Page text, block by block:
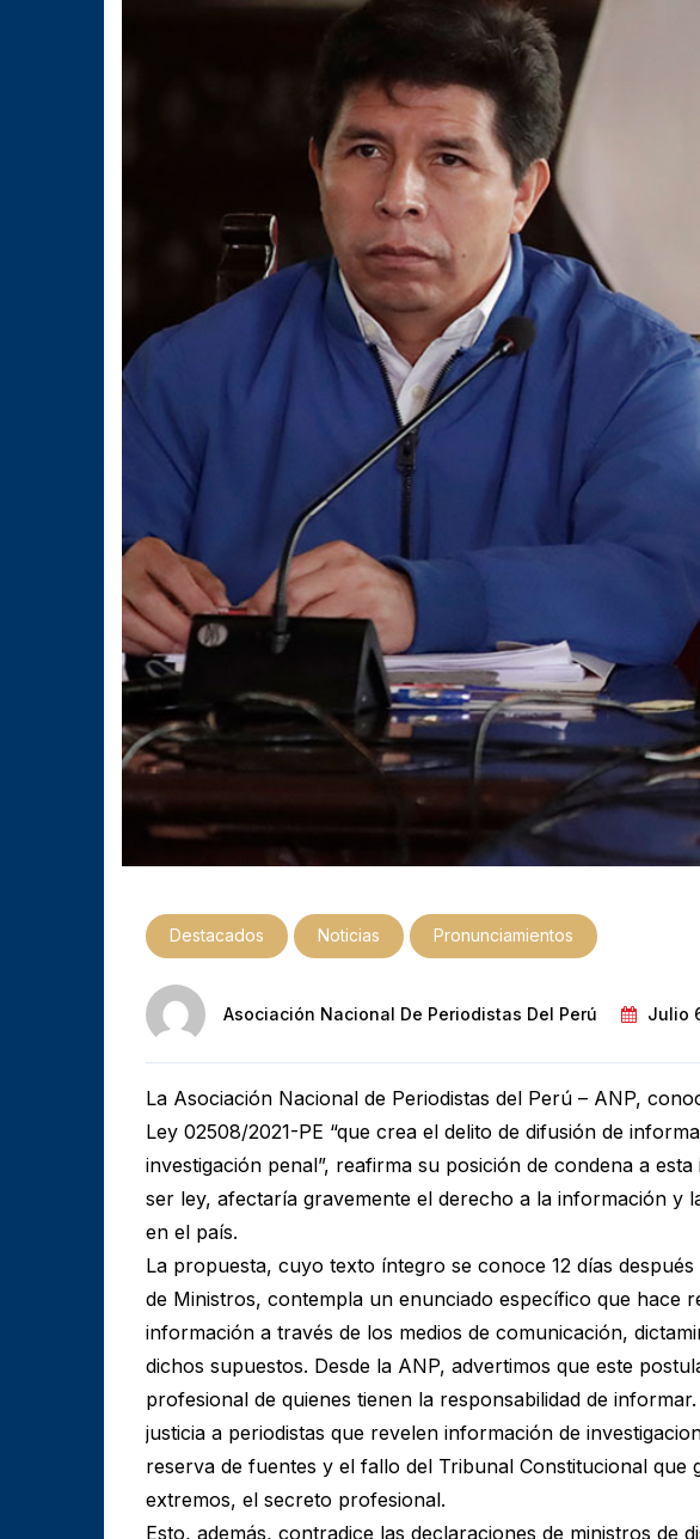
Destacados Noticias Pronunciamientos
Asociación Nacional De Periodistas Del Perú Julio
La Asociación Nacional de Periodistas del Perú – ANP,
Ley 02508/2021-PE “que crea el delito de difusión de
investigación penal”, reafirma su posición de condena a
ser ley, afectaría gravemente el derecho a la información y
en el país.
La propuesta, cuyo texto íntegro se conoce 12 días
de Ministros, contempla un enunciado específico que hace
información a través de los medios de comunicación,
dichos supuestos. Desde la ANP, advertimos que este
profesional de quienes tienen la responsabilidad de
justicia a periodistas que revelen información de
reserva de fuentes y el fallo del Tribunal Constitucional que
extremos, el secreto profesional.
Esto, además, contradice las declaraciones de ministros de